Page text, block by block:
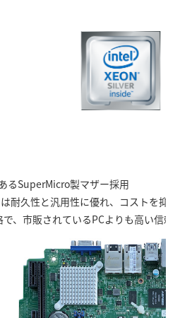
るSuperMicro製マザー採用
耐久性と汎用性に優れ、コストを抑
で、市販されているPCよりも高い信頼